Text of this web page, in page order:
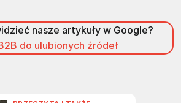
nasze artykuły w Google?
do ulubionych źródeł